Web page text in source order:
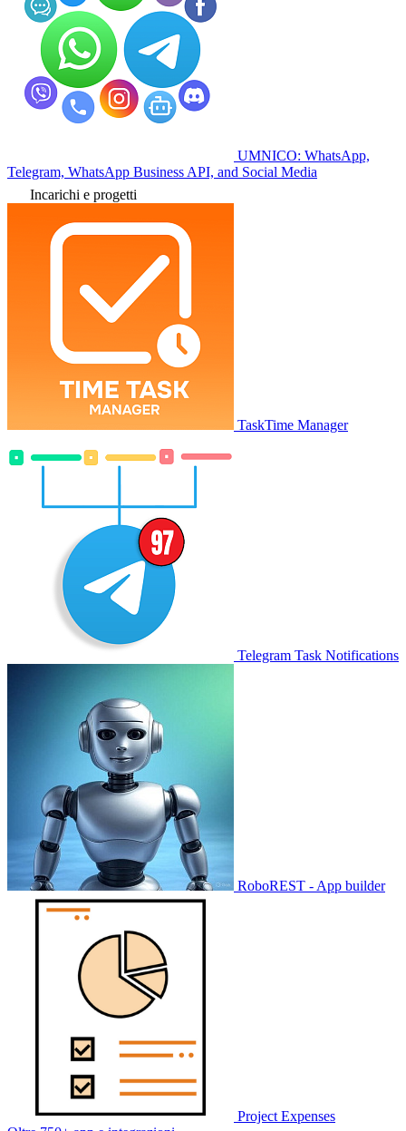
UMNICO: WhatsApp,
Telegram, WhatsApp Business API, and Social Media
Incarichi e progetti
TaskTime Manager
Telegram Task Notifications
RoboREST - App builder
Project Expenses